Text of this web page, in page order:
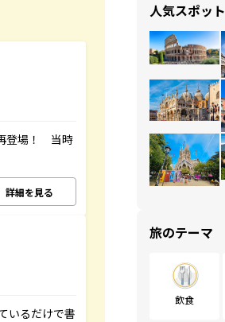
登場！ 当時
詳細を見る
いるだけで書
人気スポット
旅のテーマ
飲食